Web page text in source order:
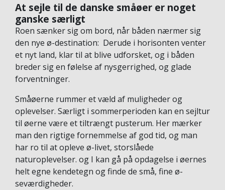
At sejle til de danske småøer er noget
ganske særligt
Roen sænker sig om bord, når båden nærmer sig
den nye ø-destination: Derude i horisonten venter
et nyt land, klar til at blive udforsket, og i båden
breder sig en følelse af nysgerrighed, og glade
forventninger.
Småøerne rummer et væld af muligheder og
oplevelser. Særligt i sommerperioden kan en sejltur
til øerne være et tiltrængt pusterum. Her mærker
man den rigtige fornemmelse af god tid, og man
har ro til at opleve ø-livet, storslåede
naturoplevelser. og I kan gå på opdagelse i øernes
helt egne kendetegn og finde de små, fine ø-
seværdigheder.